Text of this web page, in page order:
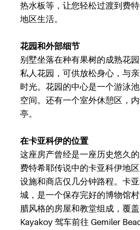
热水板等，让您轻松过渡到费
地区生活。
花园和外部细节
别墅坐落在种有果树的成熟花
私人花园，可供放松身心，与
时光。花园的中心是一个游泳
空间。还有一个室外休憩区，
亭。
在卡亚科伊的位置
这座房产曾经是一座历史悠久
费特希耶传说中的卡亚科伊地
设施和商店仅几分钟路程。卡
城，是一个保存完好的博物馆
腊风格的房屋和教堂组成，覆
Kayakoy 驾车前往 Gemiler